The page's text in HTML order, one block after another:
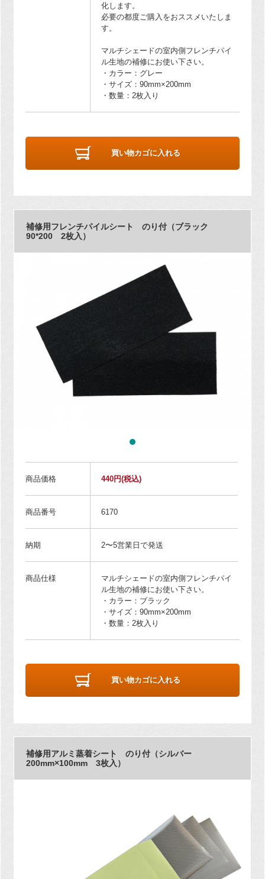
化します。
必要の都度ご購入をおススメいたしま
す。
マルチシェードの室内側フレンチパイ
ル生地の補修にお使い下さい。
・カラー：グレー
・サイズ：90mm×200mm
・数量：2枚入り
買い物カゴに入れる
補修用フレンチパイルシート のり付（ブラック
90*200 2枚入）
商品価格 440円(税込)
商品番号 6170
納期 2〜5営業日で発送
商品仕様
マルチシェードの室内側フレンチパイ
ル生地の補修にお使い下さい。
・カラー：ブラック
・サイズ：90mm×200mm
・数量：2枚入り
買い物カゴに入れる
補修用アルミ蒸着シート のり付（シルバー
200mm×100mm 3枚入）